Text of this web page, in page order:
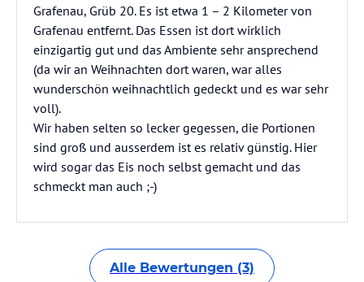
Grafenau, Grüb 20. Es ist etwa 1 – 2 Kilometer von
Grafenau entfernt. Das Essen ist dort wirklich
einzigartig gut und das Ambiente sehr ansprechend
(da wir an Weihnachten dort waren, war alles
wunderschön weihnachtlich gedeckt und es war sehr
voll).
Wir haben selten so lecker gegessen, die Portionen
sind groß und ausserdem ist es relativ günstig. Hier
wird sogar das Eis noch selbst gemacht und das
schmeckt man auch ;-)
Alle Bewertungen (3)